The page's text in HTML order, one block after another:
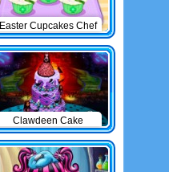
Easter Cupcakes Chef
Clawdeen Cake